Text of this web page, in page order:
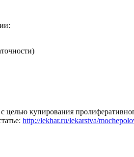
купирования
http://lekhar.ru/lekarstva/